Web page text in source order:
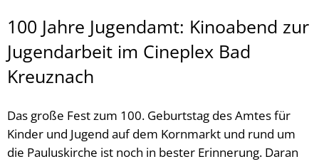
100 Jahre Jugendamt: Kinoabend zur
Jugendarbeit im Cineplex Bad
Kreuznach
Das große Fest zum 100. Geburtstag des Amtes für
Kinder und Jugend auf dem Kornmarkt und rund um
die Pauluskirche ist noch in bester Erinnerung. Daran